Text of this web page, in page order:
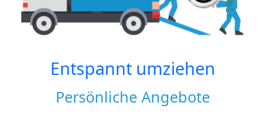
Entspannt umziehen
Persönliche Angebote